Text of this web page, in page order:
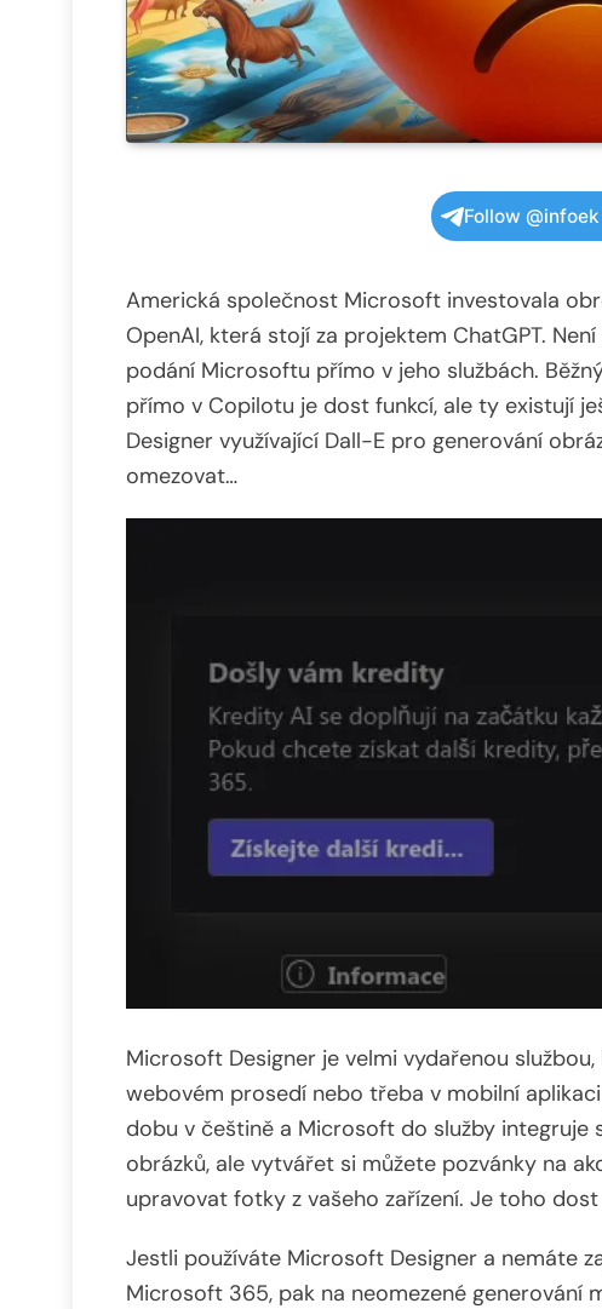
Follow
Americká společnost Microsoft investovala
OpenAI, která stojí za projektem ChatGPT.
podání Microsoftu přímo v jeho službách.
přímo v Copilotu je dost funkcí, ale ty existují
Designer využívající Dall-E pro generování
omezovat…
Microsoft Designer je velmi vydařenou
webovém prosedí nebo třeba v mobilní
dobu v češtině a Microsoft do služby integruje
obrázků, ale vytvářet si můžete pozvánky na
upravovat fotky z vašeho zařízení. Je toho
Jestli používáte Microsoft Designer a nemáte
Microsoft 365, pak na neomezené generování